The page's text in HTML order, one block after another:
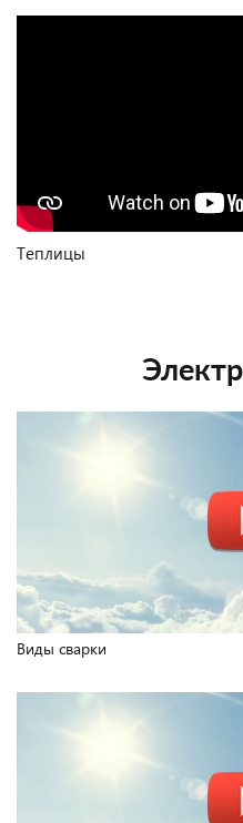
Теплицы
Виды сварки